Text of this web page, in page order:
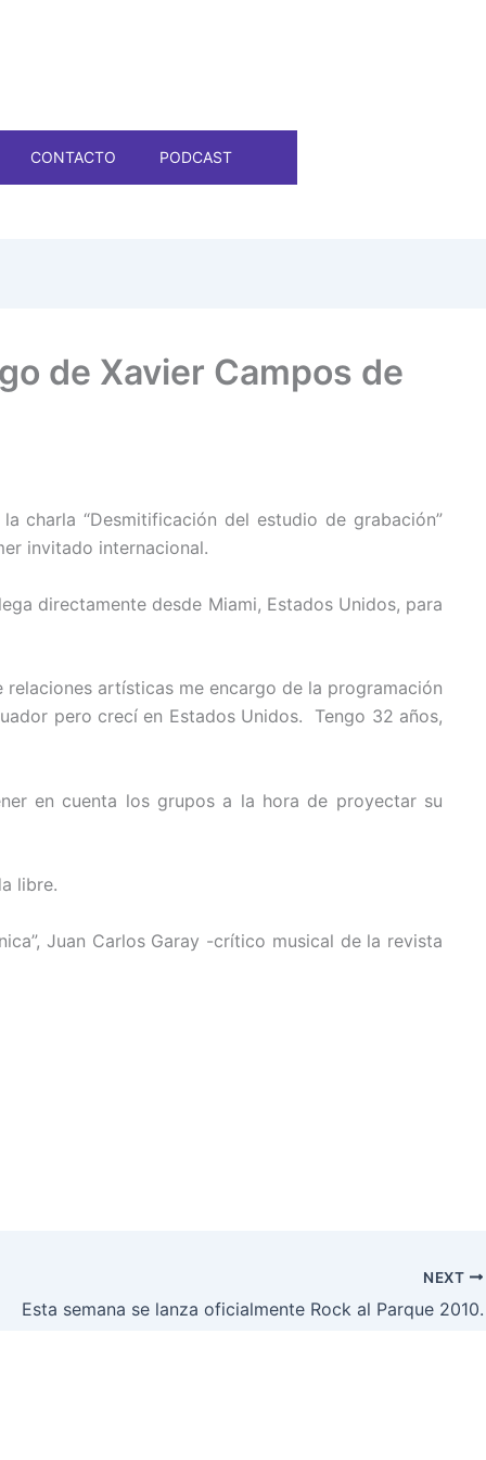
CONTACTO PODCAST
de Xavier Campos de
charla “Desmitificación del estudio de grabación”
invitado internacional.
directamente desde Miami, Estados Unidos, para
relaciones artísticas me encargo de la programación
pero crecí en Estados Unidos. Tengo 32 años,
en cuenta los grupos a la hora de proyectar su
libre.
Juan Carlos Garay -crítico musical de la revista
NEXT
Esta semana se lanza oficialmente Rock al Parque 2010.